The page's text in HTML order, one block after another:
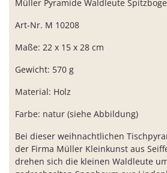
Müller Pyramide Waldleute
Art-Nr. M 10208
Maße: 22 x 15 x 28 cm
Gewicht: 570 g
Material: Holz
Farbe: natur (siehe Abbildung)
Bei dieser weihnachtlichen
der Firma Müller Kleinkunst aus
drehen sich die kleinen Waldleute